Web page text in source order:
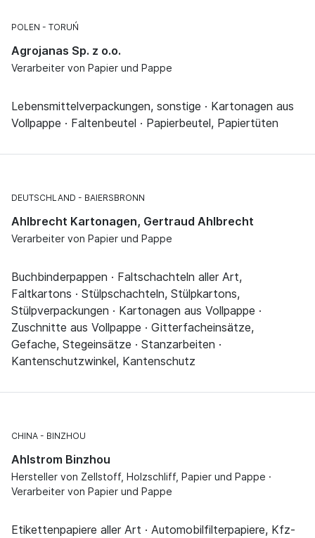
POLEN TORUŃ
Agrojanas Sp. z o.o.
Verarbeiter von Papier und Pappe
Lebensmittelverpackungen, sonstige · Kartonagen aus
Vollpappe · Faltenbeutel · Papierbeutel, Papiertüten
DEUTSCHLAND BAIERSBRONN
Ahlbrecht Kartonagen, Gertraud Ahlbrecht
Verarbeiter von Papier und Pappe
Buchbinderpappen · Faltschachteln aller Art,
Faltkartons · Stülpschachteln, Stülpkartons,
Stülpverpackungen · Kartonagen aus Vollpappe ·
Zuschnitte aus Vollpappe · Gitterfacheinsätze,
Gefache, Stegeinsätze · Stanzarbeiten ·
Kantenschutzwinkel, Kantenschutz
CHINA BINZHOU
Ahlstrom Binzhou
Hersteller von Zellstoff, Holzschliff, Papier und Pappe ·
Verarbeiter von Papier und Pappe
Etikettenpapiere aller Art · Automobilfilterpapiere, Kfz-